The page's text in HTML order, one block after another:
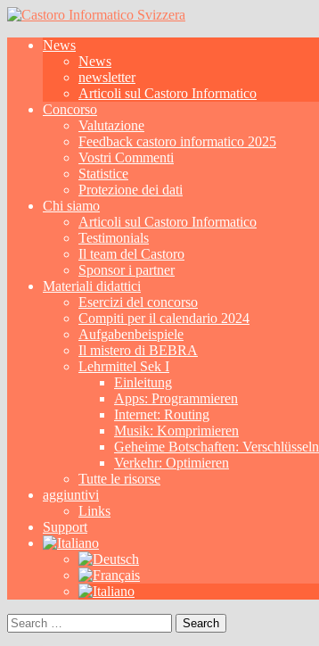
News
News
newsletter
Articoli sul Castoro Informatico
Concorso
Valutazione
Feedback castoro informatico 2025
Vostri Commenti
Statistice
Protezione dei dati
Chi siamo
Articoli sul Castoro Informatico
Testimonials
Il team del Castoro
Sponsor i partner
Materiali didattici
Esercizi del concorso
Compiti per il calendario 2024
Aufgabenbeispiele
Il mistero di BEBRA
Lehrmittel Sek I
Einleitung
Apps: Programmieren
Internet: Routing
Musik: Komprimieren
Geheime Botschaften: Verschlüsseln
Verkehr: Optimieren
Tutte le risorse
aggiuntivi
Links
Support
Search
for: